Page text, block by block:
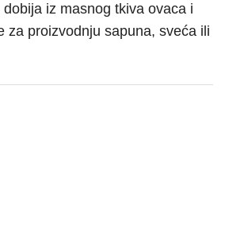
iz masnog tkiva ovaca i
za proizvodnju sapuna, sveća ili